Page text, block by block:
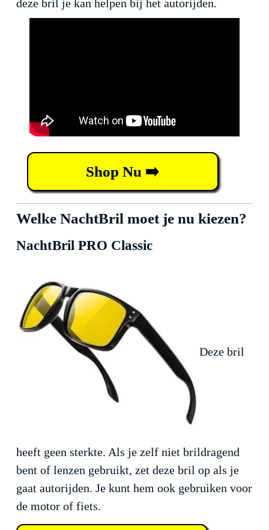
deze bril je kan helpen bij het autorijden.
Shop Nu ➡️
Welke NachtBril moet je nu kiezen?
NachtBril PRO Classic
Deze bril
heeft geen sterkte. Als je zelf niet brildragend
bent of lenzen gebruikt, zet deze bril op als je
gaat autorijden. Je kunt hem ook gebruiken voor
de motor of fiets.